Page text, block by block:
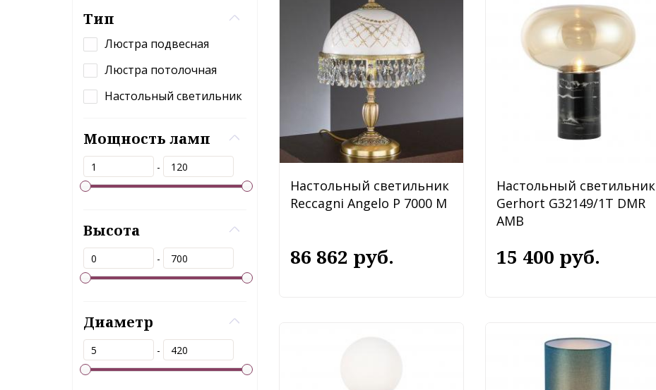
Тип
Люстра подвесная
Люстра потолочная
Настольный светильник
Мощность ламп
-
Высота
-
Диаметр
-
Настольный светильник
Reccagni Angelo P 7000 M
86 862 руб.
Настольный светильник
Gerhort G32149/1T DMR
AMB
15 400 руб.
Настольный светильник
Настольный светильник
Favourite Ortus 4267-1T